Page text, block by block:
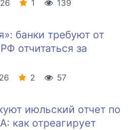
1
139
банки требуют от
отчитаться за
2
57
июльский отчет по
как отреагирует